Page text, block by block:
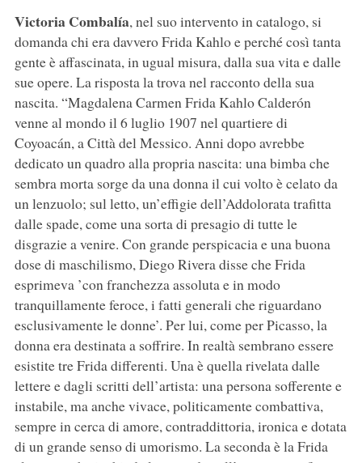
Victoria Combalía, nel suo intervento in catalogo, si
domanda chi era davvero Frida Kahlo e perché così tanta
gente è affascinata, in ugual misura, dalla sua vita e dalle
sue opere. La risposta la trova nel racconto della sua
nascita. “Magdalena Carmen Frida Kahlo Calderón
venne al mondo il 6 luglio 1907 nel quartiere di
Coyoacán, a Città del Messico. Anni dopo avrebbe
dedicato un quadro alla propria nascita: una bimba che
sembra morta sorge da una donna il cui volto è celato da
un lenzuolo; sul letto, un’effigie dell’Addolorata trafitta
dalle spade, come una sorta di presagio di tutte le
disgrazie a venire. Con grande perspicacia e una buona
dose di maschilismo, Diego Rivera disse che Frida
esprimeva ’con franchezza assoluta e in modo
tranquillamente feroce, i fatti generali che riguardano
esclusivamente le donne’. Per lui, come per Picasso, la
donna era destinata a soffrire. In realtà sembrano essere
esistite tre Frida differenti. Una è quella rivelata dalle
lettere e dagli scritti dell’artista: una persona sofferente e
instabile, ma anche vivace, politicamente combattiva,
sempre in cerca di amore, contraddittoria, ironica e dotata
di un grande senso di umorismo. La seconda è la Frida